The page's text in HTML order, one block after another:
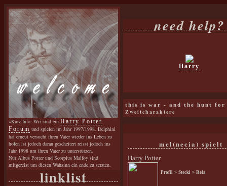
»Kurz-Info: Wir sind ein Harry Potter
Forum und spielen im Jahr 1997/1998. Delphini
hat erneut versucht ihren Vater wieder ins Leben zu
holen ist jedoch daran gescheitert reisst jedoch ins
Jahr 1998 um ihren Vater zu unterstützen.
Nur Albus Potter und Scorpius Malfoy sind
mitgereist um diesen Wahsinn ein ende zu setzten.
linklist
need help?
Harry
this is war - and the hunt for
Zweitcharaktere
mel(necia) spielt
Harry Potter
Profil » Stecki » Rela